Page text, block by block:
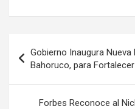
Navegación
de
entradas
Gobierno Inaugura Nueva
Bahoruco, para
Forbes Reconoce al